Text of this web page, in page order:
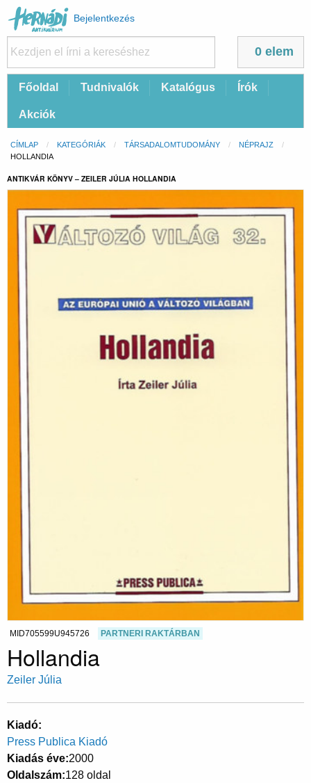
Felhasználói
fiók
menüje
Bejelentkezés
0 elem
FőFőoldal Tudnivalók Katalógus Írók
Akciók
Morzsa
CÍMLAP KATEGÓRIÁK TÁRSADALOMTUDOMÁNY
NÉPRAJZ
CURRENT:
HOLLANDIA
ANTIKVÁR KÖNYV – ZEILER JÚLIA HOLLANDIA
MID705599U945726 PARTNERI RAKTÁRBAN
Hollandia
Zeiler Júlia
Kiadó
Press Publica Kiadó
Kiadás éve 2000
Oldalszám 128 oldal